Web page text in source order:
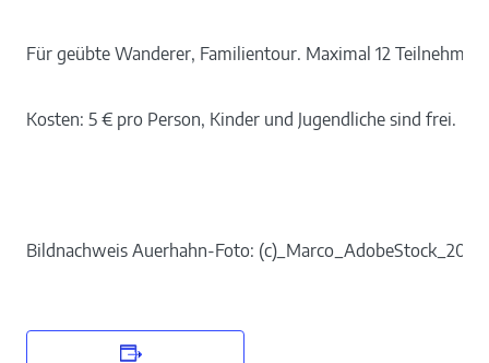
Für geübte Wanderer, Familientour. Maximal 12 Teilnehmer.
Kosten: 5 € pro Person, Kinder und Jugendliche sind frei.
Bildnachweis Auerhahn-Foto: